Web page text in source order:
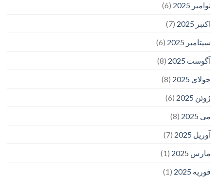
نوامبر 2025
(6)
اکتبر 2025
(7)
سپتامبر 2025
(6)
آگوست 2025
(8)
جولای 2025
(8)
ژوئن 2025
(6)
می 2025
(8)
آوریل 2025
(7)
مارس 2025
(1)
فوریه 2025
(1)